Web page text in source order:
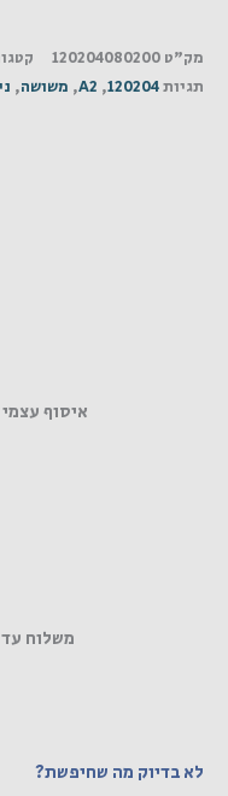
מק"ט 120204080200
תגיות120204
,
A2
, משושה,
איסוף
משלוח
לא בדיוק מה שחיפשת?